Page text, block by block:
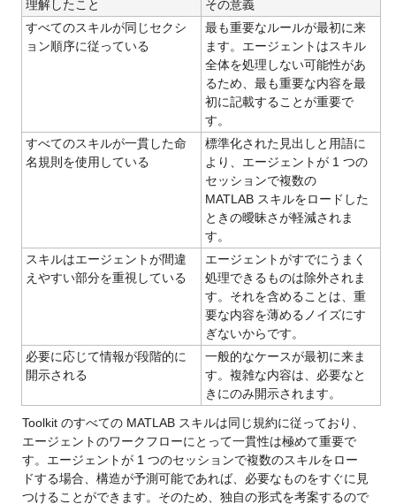
理解したこと
その意義
すべてのスキルが同じセクシ
ョン順序に従っている
最も重要なルールが最初に来
ます。エージェントはスキル
全体を処理しない可能性があ
るため、 最も重要な内容を最
初に記載することが重要で
す。
すべてのスキルが一貫した命
名規則を使用している
標準化された見出しと用語に
より、エージェントが 1 つの
セッションで複数の
MATLAB スキルをロードした
ときの曖昧さが軽減されま
す。
スキルはエージェントが間違
えやすい部分を重視している
エージェントがすでにうまく
処理できるものは除外されま
す。それを含めることは、重
要な内容を薄めるノイズにす
ぎないからです。
必要に応じて情報が段階的に
開示される
一般的なケースが最初に来ま
す。複雑な内容は、必要なと
きにのみ開示されます。
Toolkit のすべての MATLAB スキルは同じ規約に従っており、
エージェントのワークフローにとって一貫性は極めて重要で
す。エージェントが 1 つのセッションで複数のスキルをロー
ドする場合、構造が予測可能であれば、必要なものをすぐに見
つけることができます。そのため、独自の形式を考案するので